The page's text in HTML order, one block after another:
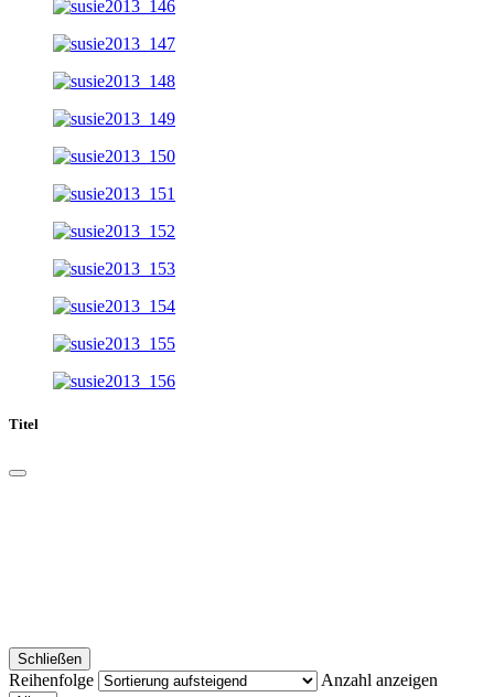
Titel
Schließen
Reihenfolge Anzahl anzeigen